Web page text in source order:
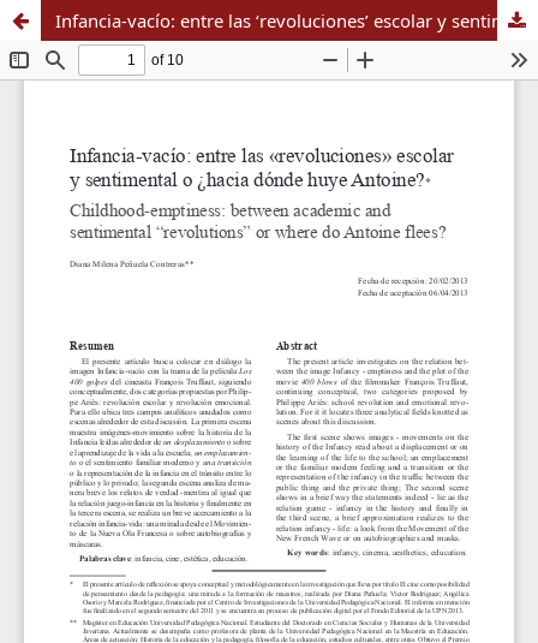
Infancia-vacío: entre las ‘revoluciones’ escolar y sentimental o